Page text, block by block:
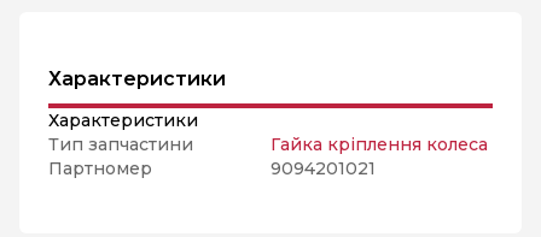
Характеристики
Характеристики
Тип запчастини
Гайка кріплення колеса
Партномер
9094201021